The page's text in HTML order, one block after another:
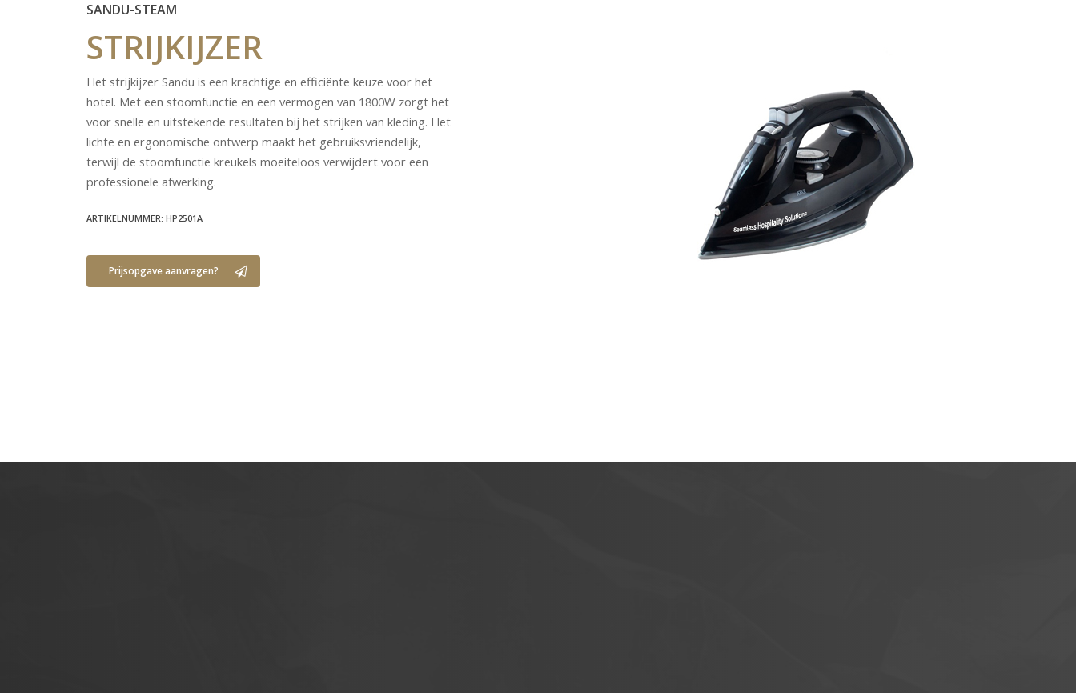
SANDU-STEAM
STRIJKIJZER
Het strijkijzer Sandu is een krachtige en efficiënte keuze voor het
hotel. Met een stoomfunctie en een vermogen van 1800W zorgt het
voor snelle en uitstekende resultaten bij het strijken van kleding. Het
lichte en ergonomische ontwerp maakt het gebruiksvriendelijk,
terwijl de stoomfunctie kreukels moeiteloos verwijdert voor een
professionele afwerking.
ARTIKELNUMMER: HP2501A
Prijsopgave aanvragen?